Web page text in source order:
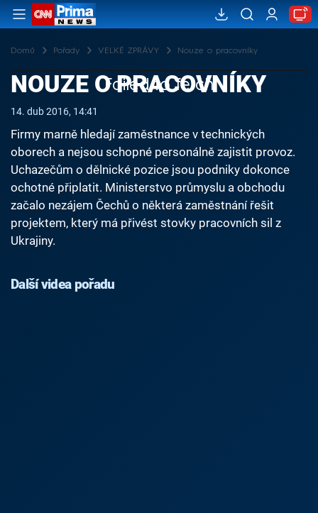
Domů Pořady VELKÉ ZPRÁVY Nouze o pracovníky
Failed to fetch
NOUZE O PRACOVNÍKY
14. dub 2016, 14:41
Firmy marně hledají zaměstnance v technických
oborech a nejsou schopné personálně zajistit provoz.
Uchazečům o dělnické pozice jsou podniky dokonce
ochotné připlatit. Ministerstvo průmyslu a obchodu
začalo nezájem Čechů o některá zaměstnání řešit
projektem, který má přivést stovky pracovních sil z
Ukrajiny.
Další videa pořadu